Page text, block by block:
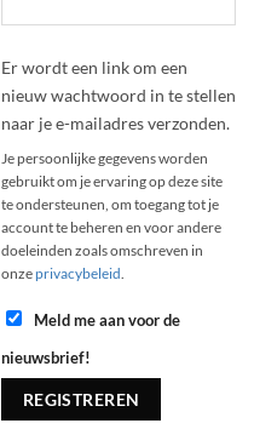
Er wordt een link om een
nieuw wachtwoord in te stellen
naar je e-mailadres verzonden.
Je persoonlijke gegevens worden
gebruikt om je ervaring op deze site
te ondersteunen, om toegang tot je
account te beheren en voor andere
doeleinden zoals omschreven in
onzeprivacybeleid
Meld me aan voor de
nieuwsbrief!
REGISTREREN